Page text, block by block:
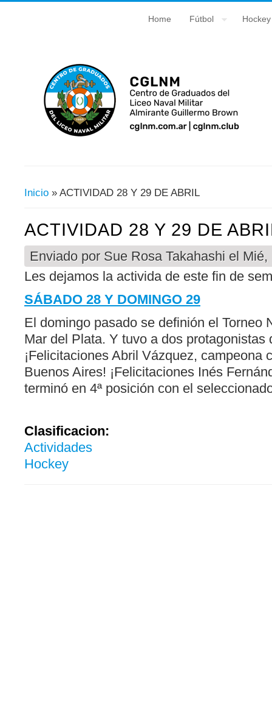
Home Fútbol Hockey
Inicio » ACTIVIDAD 28 Y 29 DE ABRIL
ACTIVIDAD 28 Y 29 DE
Enviado por Sue Rosa Takahashi el Mié,
Les dejamos la activida de este fin de
SÁBADO 28 Y DOMINGO 29
El domingo pasado se definión el Torneo
Mar del Plata. Y tuvo a dos protagonistas
¡Felicitaciones Abril Vázquez, campeona
Buenos Aires! ¡Felicitaciones Inés
terminó en 4ª posición con el
Clasificacion:
Actividades
Hockey